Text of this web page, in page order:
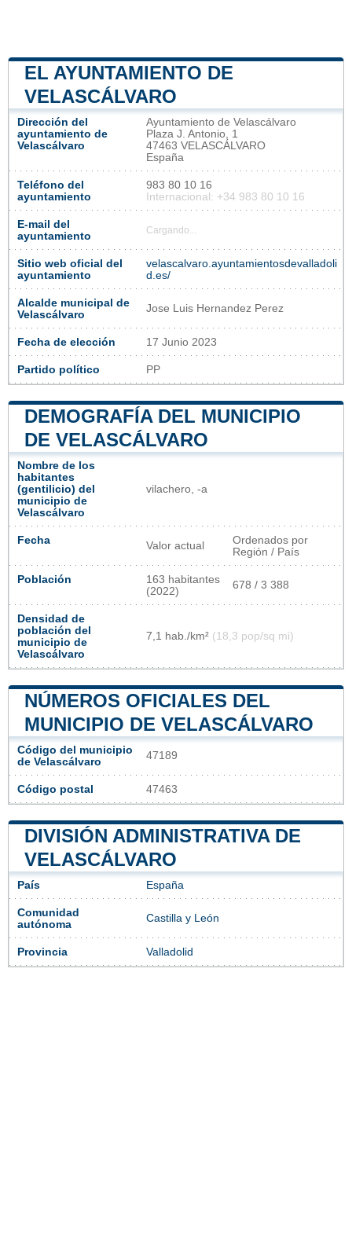
EL AYUNTAMIENTO DE
VELASCÁLVARO
Dirección del
ayuntamiento de
Velascálvaro
Ayuntamiento de Velascálvaro
Plaza J. Antonio, 1
47463 VELASCÁLVARO
España
Teléfono del
ayuntamiento
983 80 10 16
Internacional: +34 983 80 10 16
E-mail del
ayuntamiento
Cargando...
Sitio web oficial del
ayuntamiento
velascalvaro.ayuntamientosdevalladoli
d.es/
Alcalde municipal de
Velascálvaro
Jose Luis Hernandez Perez
Fecha de elección 17 Junio 2023
Partido político PP
DEMOGRAFÍA DEL MUNICIPIO
DE VELASCÁLVARO
Nombre de los
habitantes
(gentilicio) del
municipio de
Velascálvaro
vilachero, -a
Fecha Valor actual
Ordenados por
Región / País
Población
163 habitantes
(2022)
678 / 3 388
Densidad de
población del
municipio de
Velascálvaro
7,1 hab./km² (18,3 pop/sq mi)
NÚMEROS OFICIALES DEL
MUNICIPIO DE VELASCÁLVARO
Código del municipio
de Velascálvaro
47189
Código postal 47463
DIVISIÓN ADMINISTRATIVA DE
VELASCÁLVARO
País España
Comunidad
autónoma
Castilla y León
Provincia Valladolid